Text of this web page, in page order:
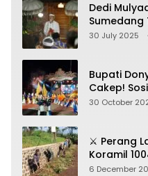
Dedi
Gadungan
30 July 2025
Bupati
Cakep!
Seni
30 October
⚔️ Perang
Koramil
Bersihkan
6 December